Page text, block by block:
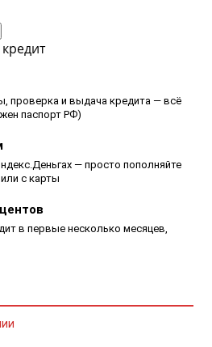
проверка и выдача кредита — всё
паспорт РФ)
— просто пополняйте
с карты
в первые несколько месяцев,